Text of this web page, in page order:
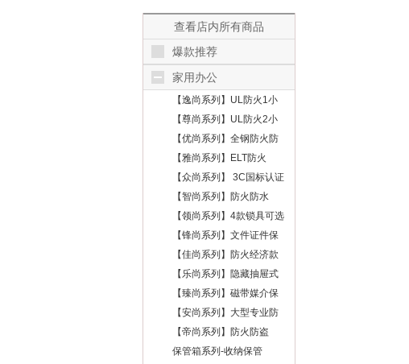
查看店内所有商品
爆款推荐
家用办公
【逸尚系列】UL防火1小
时【尊尚系列】UL防火2小
时【优尚系列】全钢防火防
盗【雅尚系列】ELT防火
【众尚系列】 3C国标认证
【智尚系列】防火防水
【领尚系列】4款锁具可选
【锋尚系列】文件证件保
护【佳尚系列】防火经济款
【乐尚系列】隐藏抽屉式
【臻尚系列】磁带媒介保
护【安尚系列】大型专业防
火【帝尚系列】防火防盗
保管箱系列-收纳保管